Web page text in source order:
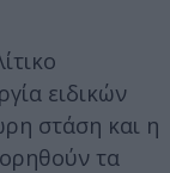
ειδικών
στάση και η
τα